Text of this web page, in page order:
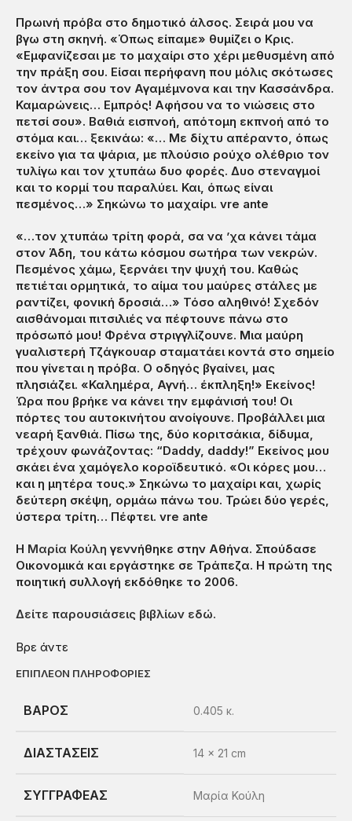
Πρωινή πρόβα στο δημοτικό άλσος. Σειρά μου να
βγω στη σκηνή. «Όπως είπαμε» θυμίζει ο Κρις.
«Εμφανίζεσαι με το μαχαίρι στο χέρι μεθυσμένη από
την πράξη σου. Είσαι περήφανη που μόλις σκότωσες
τον άντρα σου τον Αγαμέμνονα και την Κασσάνδρα.
Καμαρώνεις… Εμπρός! Αφήσου να το νιώσεις στο
πετσί σου». Βαθιά εισπνοή, απότομη εκπνοή από το
στόμα και… ξεκινάω: «… Με δίχτυ απέραντο, όπως
εκείνο για τα ψάρια, με πλούσιο ρούχο ολέθριο τον
τυλίγω και τον χτυπάω δυο φορές. Δυο στεναγμοί
και το κορμί του παραλύει. Και, όπως είναι
πεσμένος…» Σηκώνω το μαχαίρι. vre ante
«…τον χτυπάω τρίτη φορά, σα να ’χα κάνει τάμα
στον Άδη, του κάτω κόσμου σωτήρα των νεκρών.
Πεσμένος χάμω, ξερνάει την ψυχή του. Καθώς
πετιέται ορμητικά, το αίμα του μαύρες στάλες με
ραντίζει, φονική δροσιά…» Τόσο αληθινό! Σχεδόν
αισθάνομαι πιτσιλιές να πέφτουνε πάνω στο
πρόσωπό μου! Φρένα στριγγλίζουνε. Μια μαύρη
γυαλιστερή Τζάγκουαρ σταματάει κοντά στο σημείο
που γίνεται η πρόβα. Ο οδηγός βγαίνει, μας
πλησιάζει. «Καλημέρα, Αγνή… έκπληξη!» Εκείνος!
Ώρα που βρήκε να κάνει την εμφάνισή του! Οι
πόρτες του αυτοκινήτου ανοίγουνε. Προβάλλει μια
νεαρή ξανθιά. Πίσω της, δύο κοριτσάκια, δίδυμα,
τρέχουν φωνάζοντας: “Daddy, daddy!” Εκείνος μου
σκάει ένα χαμόγελο κοροϊδευτικό. «Οι κόρες μου…
και η μητέρα τους.» Σηκώνω το μαχαίρι και, χωρίς
δεύτερη σκέψη, ορμάω πάνω του. Τρώει δύο γερές,
ύστερα τρίτη… Πέφτει. vre ante
Η Μαρία Κούλη γεννήθηκε στην Αθήνα. Σπούδασε
Οικονομικά και εργάστηκε σε Τράπεζα. Η πρώτη της
ποιητική συλλογή εκδόθηκε το 2006.
Δείτε παρουσιάσεις βιβλίων εδώ.
Βρε άντε
ΕΠΙΠΛΈΟΝ ΠΛΗΡΟΦΟΡΊΕΣ
ΒΆΡΟΣ 0.405 κ.
ΔΙΑΣΤΆΣΕΙΣ 14 × 21 cm
ΣΥΓΓΡΑΦΈΑΣ Μαρία Κούλη